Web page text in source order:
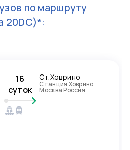
по маршруту
20DC)*:
16
суток
Ст.Ховрино
Станция Ховрино
Москва Россия